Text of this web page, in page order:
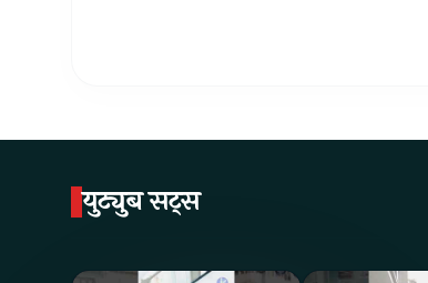
युट्युब सट्स